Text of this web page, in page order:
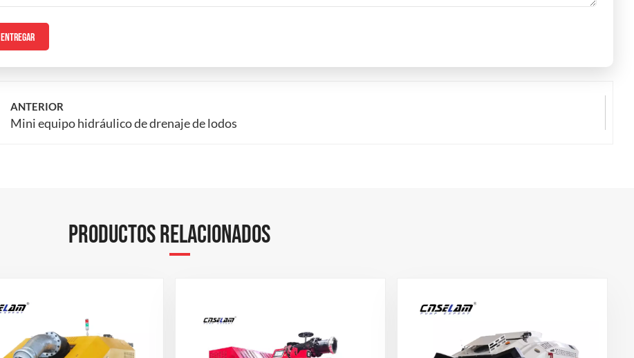
ENTREGAR
ANTERIOR
Mini equipo hidráulico de drenaje de lodos
PRODUCTOS RELACIONADOS